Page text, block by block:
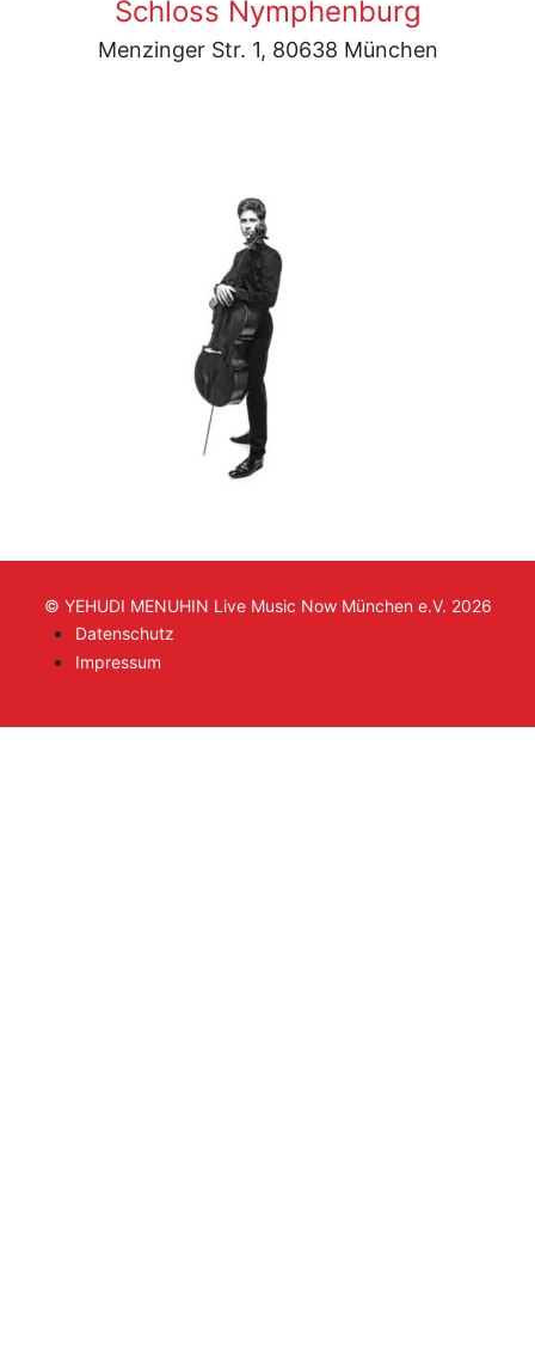
Schloss Nymphenburg
Menzinger Str. 1, 80638 München
© YEHUDI MENUHIN Live Music Now München e.V. 2026
Datenschutz
Impressum